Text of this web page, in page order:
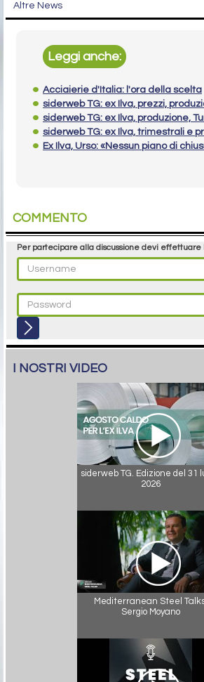
Altre News
Leggi anche:
Acciaierie d'Italia: l'ora della scelta
siderweb TG: ex Ilva, prezzi,
siderweb TG: ex Ilva, produzione,
siderweb TG: ex Ilva, trimestrali e
Ex Ilva, Urso: «Nessun piano di
COMMENTO
Per partecipare alla discussione devi effettuare
I NOSTRI VIDEO
siderweb TG. Edizione del 31
2026
Mediterranean Steel
Sergio Moyano